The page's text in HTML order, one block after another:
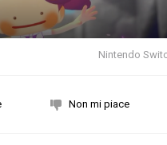
Nintendo
Non mi piace